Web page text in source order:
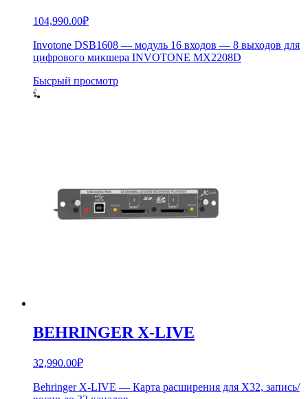
104,990.00₽
Invotone DSB1608 — модуль 16 входов — 8 выходов для
цифрового микшера INVOTONE MX2208D
Бысрый просмотр
BEHRINGER X-LIVE
32,990.00₽
Behringer X-LIVE — Карта расширения для X32, запись/